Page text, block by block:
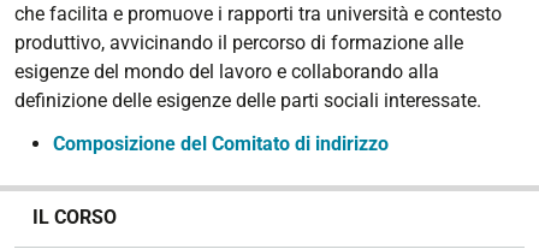
che facilita e promuove i rapporti tra università e contesto
produttivo, avvicinando il percorso di formazione alle
esigenze del mondo del lavoro e collaborando alla
definizione delle esigenze delle parti sociali interessate.
Composizione del Comitato di indirizzo
IL CORSO